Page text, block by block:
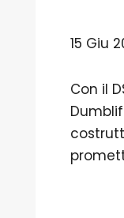
15 Giu
Con il